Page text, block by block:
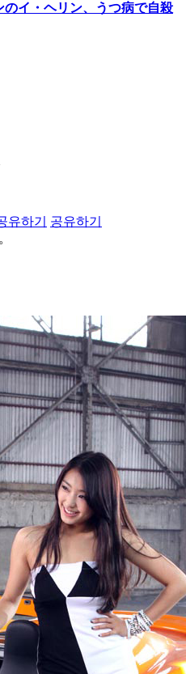
イ・ヘリン、うつ病で自殺
유하기
공유하기